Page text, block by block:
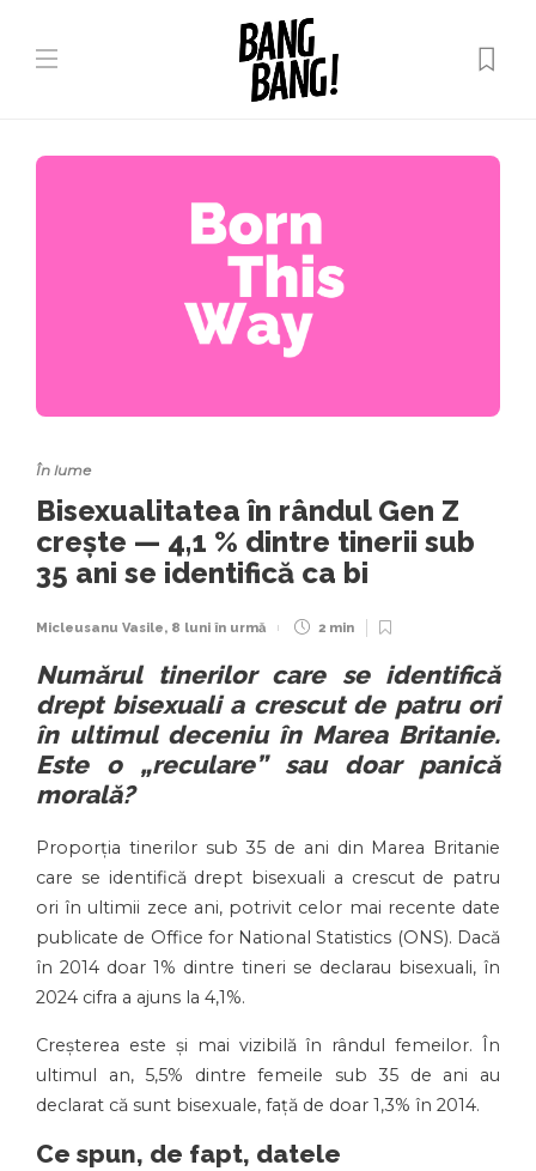
În lume
Bisexualitatea în rândul Gen Z
crește — 4,1 % dintre tinerii sub
35 ani se identifică ca bi
Micleusanu Vasile, 8 luni în urmă 2 min
Numărul tinerilor care se identifică
drept bisexuali a crescut de patru ori
în ultimul deceniu în Marea Britanie.
Este o „reculare” sau doar panică
morală?
Proporția tinerilor sub 35 de ani din Marea Britanie
care se identifică drept bisexuali a crescut de patru
ori în ultimii zece ani, potrivit celor mai recente date
publicate de Office for National Statistics (ONS). Dacă
în 2014 doar 1% dintre tineri se declarau bisexuali, în
2024 cifra a ajuns la 4,1%.
Creșterea este și mai vizibilă în rândul femeilor. În
ultimul an, 5,5% dintre femeile sub 35 de ani au
declarat că sunt bisexuale, față de doar 1,3% în 2014.
Ce spun, de fapt, datele